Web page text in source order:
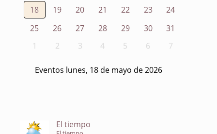
18
19 20 21 22 23
24
25
26 27 28 29 30
31
1
2 3 4 5 6 7
Eventos lunes, 18 de mayo de 2026
El tiempo